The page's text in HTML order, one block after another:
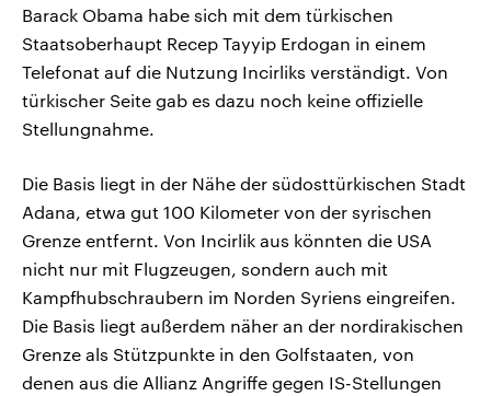
Barack Obama habe sich mit dem türkischen
Staatsoberhaupt Recep Tayyip Erdogan in einem
Telefonat auf die Nutzung Incirliks verständigt. Von
türkischer Seite gab es dazu noch keine offizielle
Stellungnahme.
Die Basis liegt in der Nähe der südosttürkischen Stadt
Adana, etwa gut 100 Kilometer von der syrischen
Grenze entfernt. Von Incirlik aus könnten die USA
nicht nur mit Flugzeugen, sondern auch mit
Kampfhubschraubern im Norden Syriens eingreifen.
Die Basis liegt außerdem näher an der nordirakischen
Grenze als Stützpunkte in den Golfstaaten, von
denen aus die Allianz Angriffe gegen IS-Stellungen